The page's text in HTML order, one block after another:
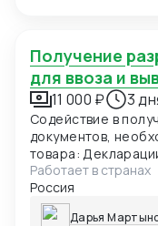
Получение разрешительных документов
для ввоза и
11 000 ₽ 3
Содействие в
документов,
товара:
соответствия Свидетельства о государственной
регистрации
ФСТЭК Лицензии
Работает в странах
Россия
Дарья